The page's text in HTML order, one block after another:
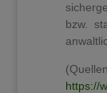
bzw.
https://